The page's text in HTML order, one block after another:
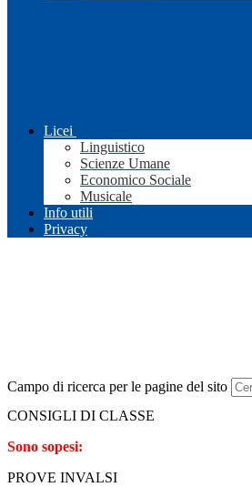
Licei
Linguistico
Scienze Umane
Economico Sociale
Musicale
Info utili
Privacy
Campo di ricerca per le pagine del sito
CONSIGLI DI CLASSE
Sono sopesi:
PROVE INVALSI